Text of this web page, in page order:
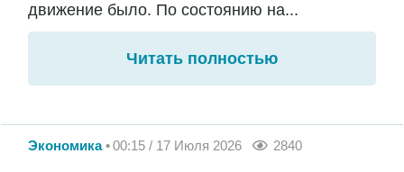
движение было. По состоянию на...
Читать полностью
Экономика 00:15 / 17 Июля 2026 2840